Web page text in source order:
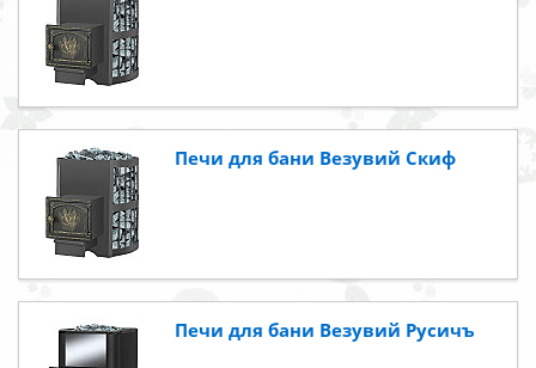
Печи для бани Везувий Скиф
Печи для бани Везувий Русичъ